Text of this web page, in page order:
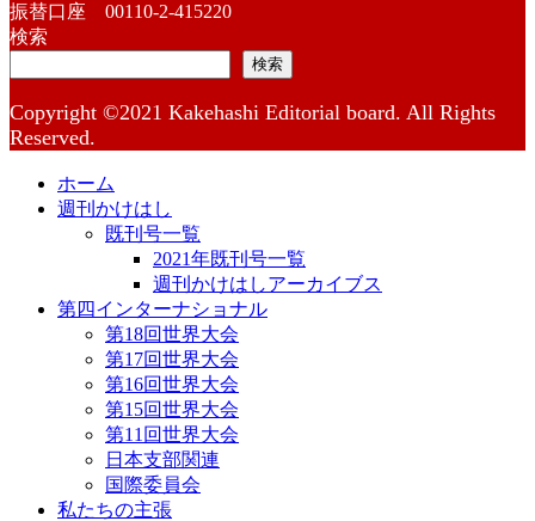
振替口座 00110-2-415220
検索
検索
Copyright ©2021 Kakehashi Editorial board. All Rights
Reserved.
ホーム
週刊かけはし
既刊号一覧
2021年既刊号一覧
週刊かけはしアーカイブス
第四インターナショナル
第18回世界大会
第17回世界大会
第16回世界大会
第15回世界大会
第11回世界大会
日本支部関連
国際委員会
私たちの主張